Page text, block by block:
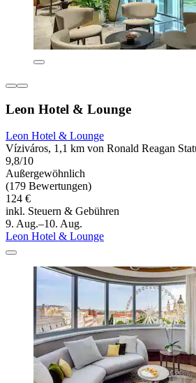
Leon Hotel & Lounge
Leon Hotel & Lounge
Víziváros, 1,1 km von Ronald Reagan
9,8/10
Außergewöhnlich
(179 Bewertungen)
124 €
inkl. Steuern & Gebühren
9. Aug.–10. Aug.
Leon Hotel & Lounge